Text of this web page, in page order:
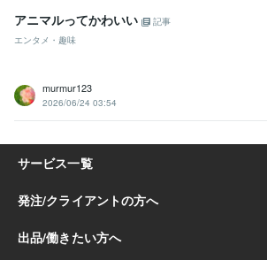
アニマルってかわいい
記事
エンタメ・趣味
murmur123
2026/06/24 03:54